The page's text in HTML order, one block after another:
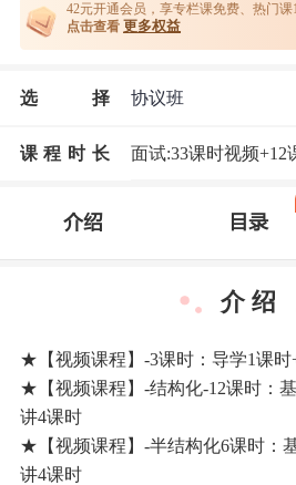
42元开通会员，享专栏课免费、热门
点击查看 更多权益
选 择 协议班
课程时长 面试:33课时视频+12
介绍 目录
介 绍
★【视频课程】-3课时：导学1课时
★【视频课程】-结构化-12课时：
讲4课时
★【视频课程】-半结构化6课时：
讲4课时